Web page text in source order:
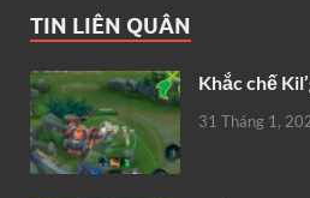
TIN LIÊN QUÂN
Khắc chế
31 Tháng 1,